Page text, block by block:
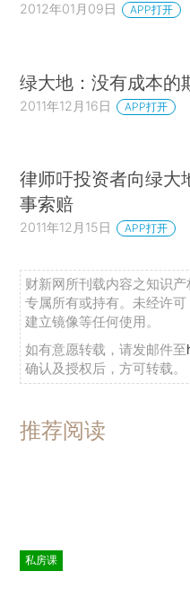
2012年01月09日 APP打开
绿大地：没有成本的
2011年12月16日 APP打开
律师吁投资者向绿大
事索赔
2011年12月15日 APP打开
财新网所刊载内容之知识
专属所有或持有。未经许
建立镜像等任何使用。
如有意愿转载，请发邮件至
确认及授权后，方可转载。
推荐阅读
私房课